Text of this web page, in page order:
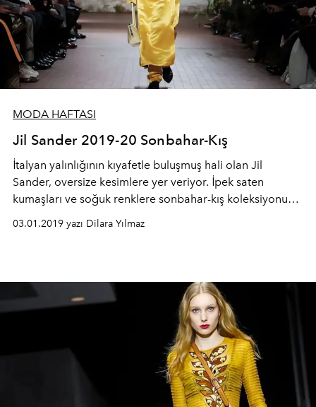
MODA HAFTASI
Jil Sander 2019-20 Sonbahar-Kış
İtalyan yalınlığının kıyafetle buluşmuş hali olan Jil
Sander, oversize kesimlere yer veriyor. İpek saten
kumaşları ve soğuk renklere sonbahar-kış koleksiyonuna
03.01.2019 yazı Dilara Yılmaz